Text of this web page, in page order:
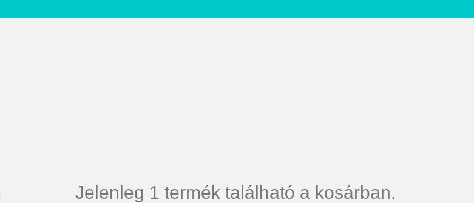
Jelenleg 1 termék található a kosárban.